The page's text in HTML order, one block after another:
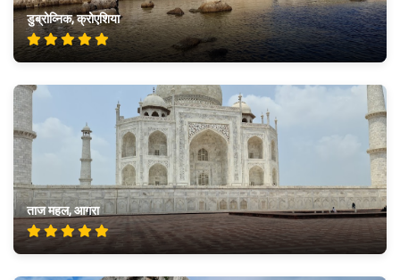
डुब्रोव्निक, क्रोएशिया
ताज महल, आगरा